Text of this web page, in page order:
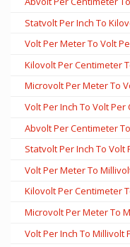
Statvolt Per Inch To
Volt Per Meter To Volt
Kilovolt Per Centimeter
Microvolt Per Meter To
Volt Per Inch To Volt
Abvolt Per Centimeter
Statvolt Per Inch To Volt
Volt Per Meter To
Kilovolt Per Centimeter
Microvolt Per Meter To
Volt Per Inch To Millivolt